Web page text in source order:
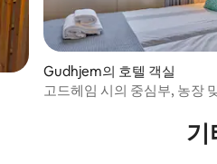
Gudhjem의 호텔 객실
고드헤임 시의 중심부, 농장
기